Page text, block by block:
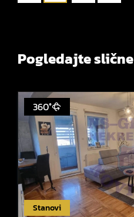
Pogledajte
Stanovi
360°